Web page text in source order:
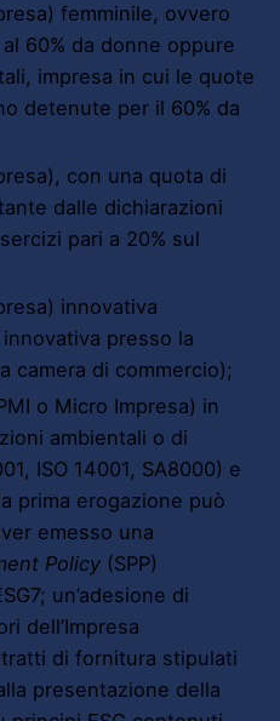
femminile, ovvero
60% da donne oppure
impresa in cui le quote
detenute per il 60% da
con una quota di
dalle dichiarazioni
pari a 20% sul
innovativa
presso la
camera di commercio);
o Micro Impresa) in
ambientali o di
ISO 14001, SA8000) e
prima erogazione può
emesso una
Policy (SPP)
un’adesione di
dell’Impresa
di fornitura stipulati
presentazione della